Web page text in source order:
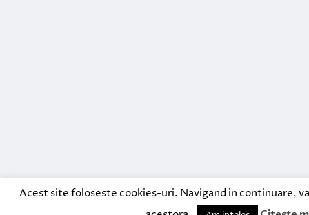
Acest site foloseste cookies-uri. Navigand in continuare,